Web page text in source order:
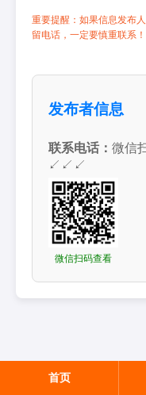
重要提醒：如果信息发布
留电话，一定要慎重联系！
发布者信息
联系电话： 微信
↙↙↙
微信扫码查看
首页